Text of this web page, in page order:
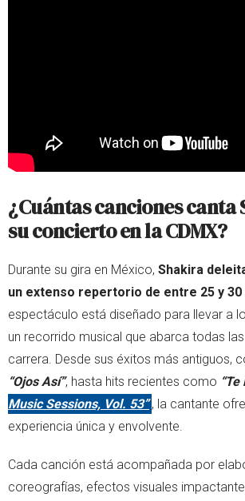
¿Cuántas canciones canta
su concierto en la CDMX?
Durante su gira en México, Shakira
un extenso repertorio de entre 25 y
espectáculo está diseñado para llevar a
un recorrido musical que abarca todas
carrera. Desde sus éxitos más antiguos,
“Ojos Así”, hasta hits recientes como
Music Sessions, Vol. 53” , la cantante
experiencia única y envolvente.
Cada canción está acompañada por
coreografías, efectos visuales